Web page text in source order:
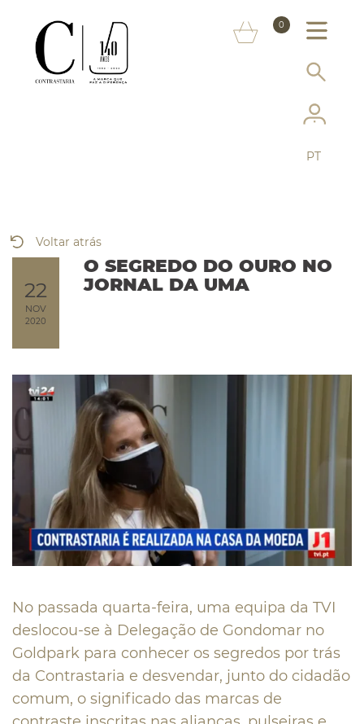
0
INFORMAÇÃO AO CONSUMIDOR
SERVIÇOS
PT
22
NOV
2020
O SEGREDO DO OURO NO
JORNAL DA UMA
Voltar atrás
No passada quarta-feira, uma equipa da TVI
deslocou-se à Delegação de Gondomar no
Goldpark para conhecer os segredos por trás
da Contrastaria e desvendar, junto do cidadão
comum, o significado das marcas de